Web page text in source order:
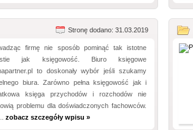
Stronę dodano: 31.03.2019
firmę nie sposób pominąć tak istotne
jak księgowość. Biuro księgowe
to doskonały wybór jeśli szukamy
biura. Zarówno pełna księgowość jak i
księga przychodów i rozchodów nie
problemu dla doświadczonych fachowców.
zobacz szczegóły wpisu »